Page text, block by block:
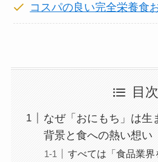
コスパの良い完全栄養食
目次
なぜ「おにもち」は生
背景と食への熱い想い
すべては「食品業